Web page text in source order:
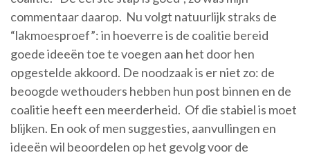
commentaar daarop. Nu volgt natuurlijk straks de
“lakmoesproef”: in hoeverre is de coalitie bereid
goede ideeën toe te voegen aan het door hen
opgestelde akkoord. De noodzaak is er niet zo: de
beoogde wethouders hebben hun post binnen en de
coalitie heeft een meerderheid. Of die stabiel is moet
blijken. En ook of men suggesties, aanvullingen en
ideeën wil beoordelen op het gevolg voor de